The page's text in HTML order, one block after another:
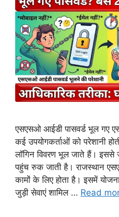
एसएसओ आईडी पासवर्ड भूल गए
कई उपयोगकर्ताओं को परेशानी
लॉगिन विवरण भूल जाते हैं।
पहुंच रुक जाती है। राजस्थान
कामों के लिए होता है। इसमें
जुड़ी सेवाएं शामिल … Read